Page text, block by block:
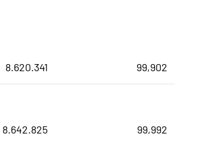
8.620.341
99,902
8.642.825 99,992